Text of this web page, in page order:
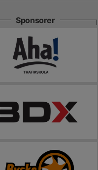
Sponsorer